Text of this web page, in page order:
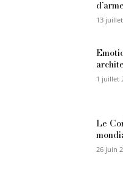
13
1 juillet
Le
26 juin